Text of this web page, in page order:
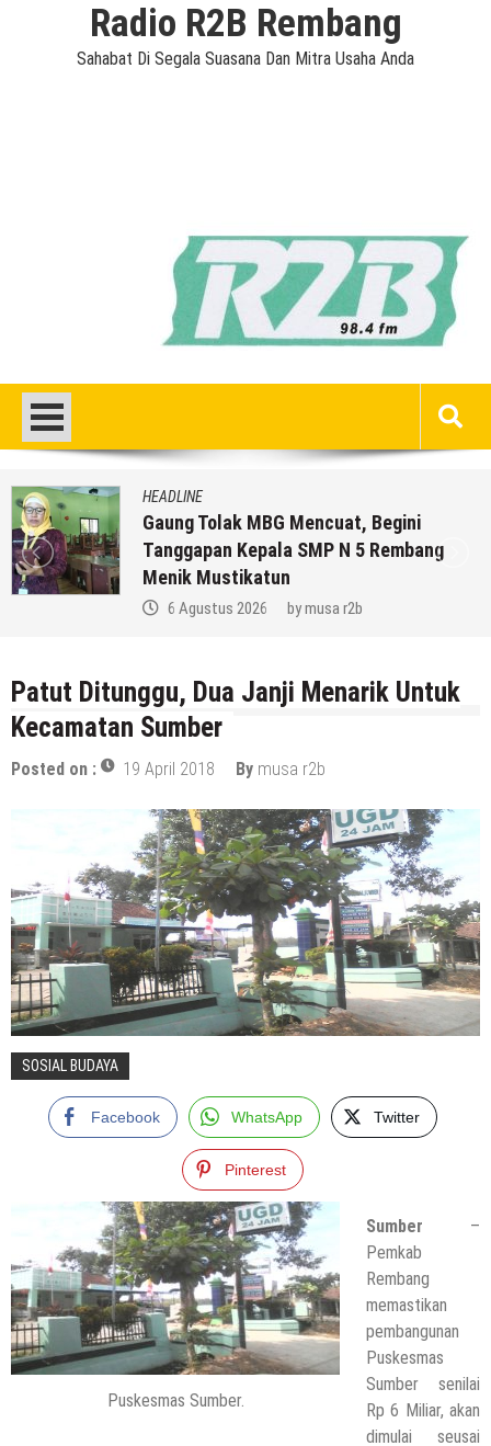
Radio R2B Rembang
Sahabat Di Segala Suasana Dan Mitra Usaha Anda
HEADLINE
Gaung Tolak MBG Mencuat, Begini
Tanggapan Kepala SMP N 5 Rembang
Menik Mustikatun
6 Agustus 2026 bymusa r2b
Patut Ditunggu, Dua Janji Menarik Untuk
Kecamatan Sumber
Posted on : 19 April 2018 By musa r2b
SOSIAL BUDAYA
Facebook WhatsApp Twitter
Pinterest
Puskesmas Sumber.
Sumber –
Pemkab
Rembang
memastikan
pembangunan
Puskesmas
Sumber senilai
Rp 6 Miliar, akan
dimulai seusai